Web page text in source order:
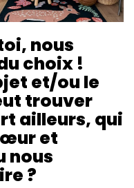
nous
choix !
et/ou le
trouver
ailleurs, qui
et
nous
?